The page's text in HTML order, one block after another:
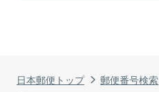
日本郵便トップ 郵便番号検索